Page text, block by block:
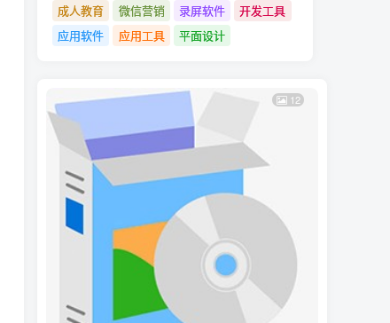
成人教育
微信营销 录屏软件
开发工具
应用软件
应用工具 平面设计
12